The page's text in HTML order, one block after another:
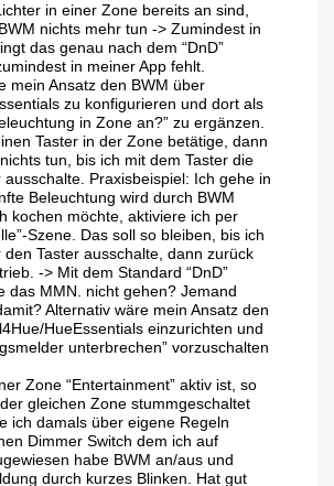
in einer Zone bereits an sind,
nichts mehr tun -> Zumindest in
das genau nach dem “DnD”
in meiner App fehlt.
mein Ansatz den BWM über
zu konfigurieren und dort als
in Zone an?” zu ergänzen.
Taster in der Zone betätige, dann
tun, bis ich mit dem Taster die
ausschalte. Praxisbeispiel: Ich gehe in
Beleuchtung wird durch BWM
kochen möchte, aktiviere ich per
Szene. Das soll so bleiben, bis ich
Taster ausschalte, dann zurück
-> Mit dem Standard “DnD”
das MMN. nicht gehen? Jemand
Alternativ wäre mein Ansatz den
HueEssentials einzurichten und
unterbrechen” vorzuschalten
Zone “Entertainment” aktiv ist, so
gleichen Zone stummgeschaltet
ich damals über eigene Regeln
Dimmer Switch dem ich auf
habe BWM an/aus und
durch kurzes Blinken. Hat gut